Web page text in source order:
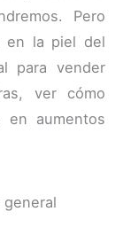
Pero
en la piel del
para vender
ver cómo
aumentos
general